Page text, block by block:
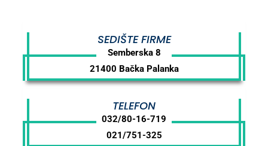
SEDIŠTE FIRME
Semberska 8
21400 Bačka Palanka
TELEFON
032/80-16-719
021/751-325